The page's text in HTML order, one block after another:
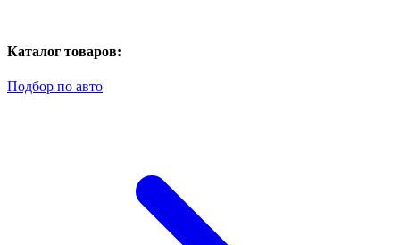
Каталог товаров:
Подбор по авто